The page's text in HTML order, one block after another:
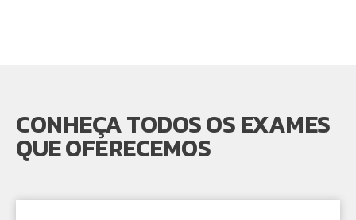
CONHEÇA TODOS OS EXAMES
QUE OFERECEMOS